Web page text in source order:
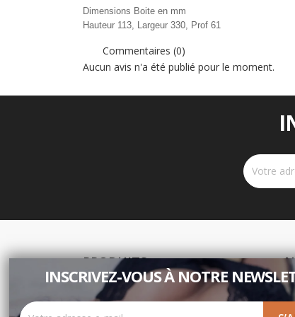
Dimensions Boite en mm
Hauteur 113, Largeur 330, Prof 61
Commentaires (0)
Aucun avis n'a été publié pour le moment.
INSCRIVEZ-VOUS À NOTRE
PRODUITS
Promotions